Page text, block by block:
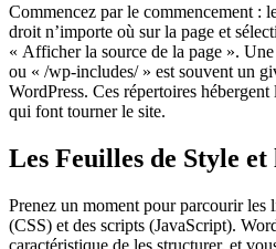
Commencez par le commencement :
droit n’importe où sur la page et
« Afficher la source de la page ».
ou « /wp-includes/ » est souvent un
WordPress. Ces répertoires hébergent
qui font tourner le site.
Les Feuilles de Style et
Prenez un moment pour parcourir les
(CSS) et des scripts (JavaScript).
caractéristique de les structurer, et